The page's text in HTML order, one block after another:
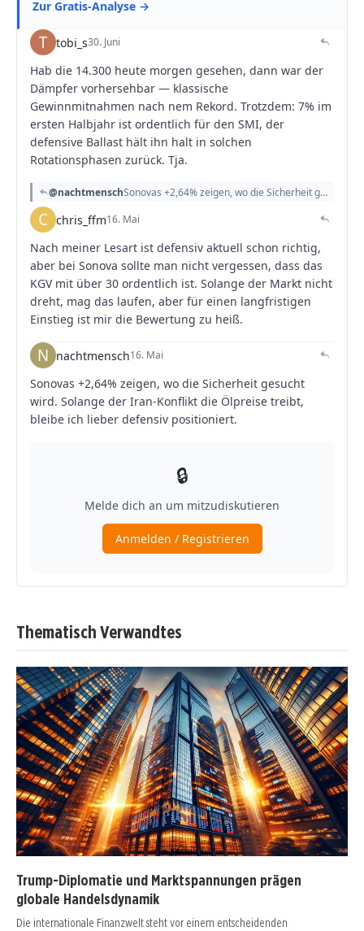
Thematisch Verwandtes
Trump-Diplomatie und Marktspannungen prägen
globale Handelsdynamik
Die internationale Finanzwelt steht vor einem entscheidenden